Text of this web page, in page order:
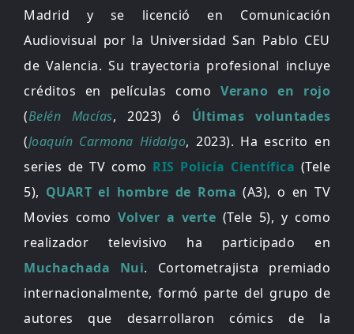
Madrid y se licenció en Comunicación
Audiovisual por la Universidad San Pablo CEU
de Valencia. Su trayectoria profesional incluye
créditos en películas comoVerano en rojo
(Belén Macías, 2023) ó Últimas voluntades
(Joaquín Carmona Hidalgo, 2023). Ha escrito en
series de TV como RIS Policía Científica (Tele
5), QUART el hombre de Roma (A3), o en TV
Movies comoVolver a verte (Tele 5), y como
realizador televisivo ha participado en
Muchachada Nui. Cortometrajista premiado
internacionalmente, formó parte del grupo de
autores que desarrollaron cómics de la